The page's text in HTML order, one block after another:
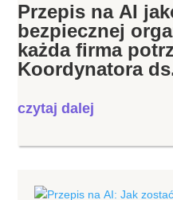
Przepis na AI
bezpiecznej
każda firma
Koordynatora
czytaj dalej